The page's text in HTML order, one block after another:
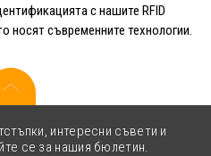
с нашите RFID
носят съвременните технологии.
интересни съвети и
се за нашия бюлетин.